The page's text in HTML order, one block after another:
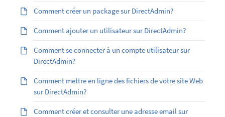
Comment créer un package sur DirectAdmin?
Comment ajouter un utilisateur sur DirectAdmin?
Comment se connecter à un compte utilisateur sur
DirectAdmin?
Comment mettre en ligne des fichiers de votre site Web
sur DirectAdmin?
Comment créer et consulter une adresse email sur